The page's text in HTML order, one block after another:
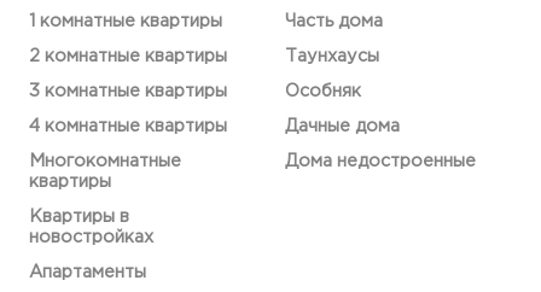
1 комнатные квартиры
2 комнатные квартиры
3 комнатные квартиры
4 комнатные квартиры
Многокомнатные
квартиры
Квартиры в
новостройках
Апартаменты
Часть дома
Таунхаусы
Особняк
Дачные дома
Дома недостроенные